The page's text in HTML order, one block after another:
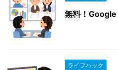
無料！
ライフハック